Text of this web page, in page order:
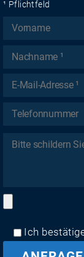
¹ Pflichtfeld
Ich